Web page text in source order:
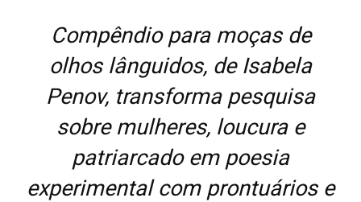
Compêndio para moças de
olhos lânguidos, de Isabela
Penov, transforma pesquisa
sobre mulheres, loucura e
patriarcado em poesia
experimental com prontuários e